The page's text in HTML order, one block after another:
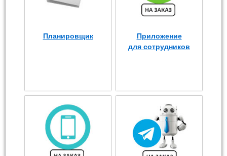
Планировщик
Приложение
для сотрудников